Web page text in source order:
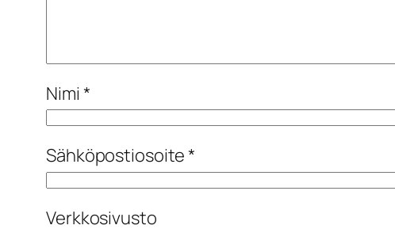
Nimi *
Sähköpostiosoite*
Verkkosivusto